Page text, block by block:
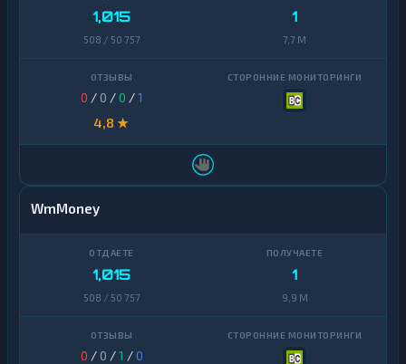
1,015
508 / 50 757
1
7,7 M
0 / 0 /0 /1
4,8 ★
WmMoney
1,015
508 / 50 757
1
9,9 M
0 / 0 /1 /0